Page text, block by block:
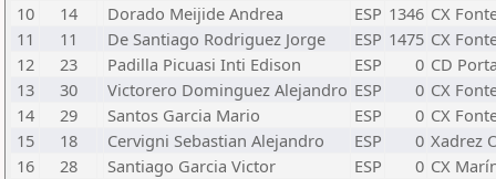
10
14 Dorado Meijide Andrea ESP 1346 CX
11
11 De Santiago Rodriguez Jorge ESP 1475 CX
12
23 Padilla Picuasi Inti Edison ESP 0 CD
13
30 Victorero Dominguez Alejandro ESP 0 CX
14
29 Santos Garcia Mario ESP 0 CX
15
18 Cervigni Sebastian Alejandro ESP 0 Xadrez
16
28 Santiago Garcia Victor ESP 0 CX